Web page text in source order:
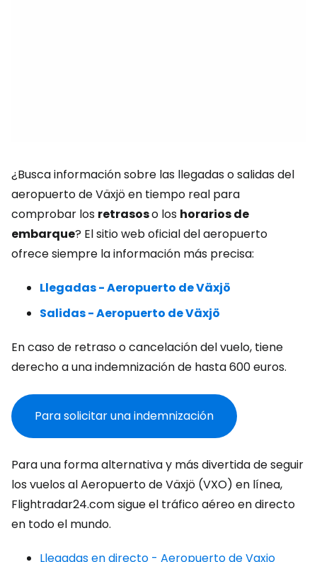
¿Busca información sobre las llegadas o salidas del
aeropuerto de Växjö en tiempo real para
comprobar los retrasoso los horarios de
embarque? El sitio web oficial del aeropuerto
ofrece siempre la información más precisa:
Llegadas - Aeropuerto de Växjö
Salidas - Aeropuerto de Växjö
En caso de retraso o cancelación del vuelo, tiene
derecho a una indemnización de hasta 600 euros.
Para solicitar una indemnización
Para una forma alternativa y más divertida de seguir
los vuelos al Aeropuerto de Växjö (VXO) en línea,
Flightradar24.com sigue el tráfico aéreo en directo
en todo el mundo.
Llegadas en directo - Aeropuerto de Vaxjo